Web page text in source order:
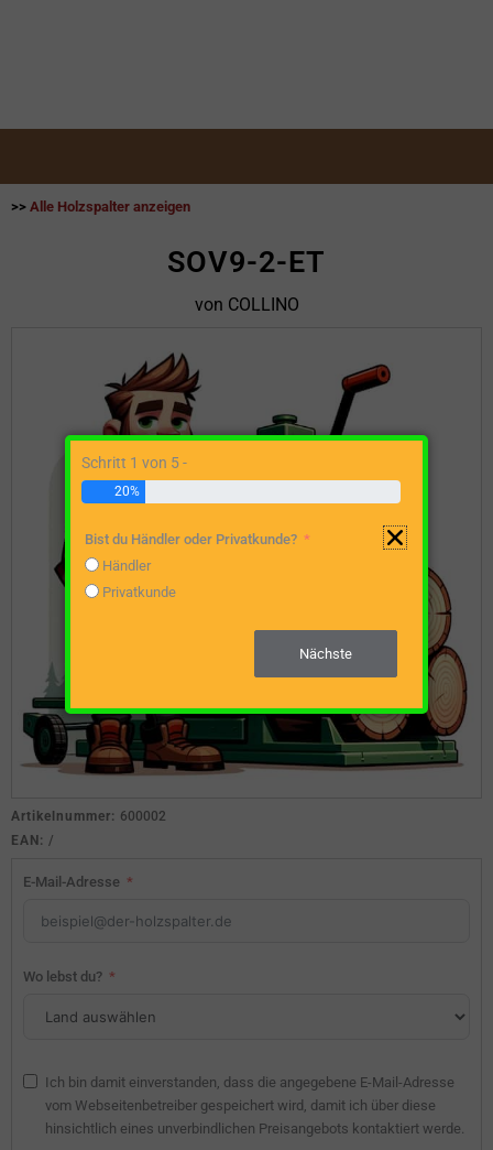
>> Alle Holzspalter anzeigen
SOV9-2-ET
von COLLINO
Artikelnummer: 600002
EAN: /
E-Mail-Adresse
Wo lebst du?
Ich bin damit einverstanden, dass die angegebene E-Mail-Adresse
vom Webseitenbetreiber gespeichert wird, damit ich über diese
hinsichtlich eines unverbindlichen Preisangebots kontaktiert werde.
Schritt 1 von 5 -
20%
Bist du Händler oder Privatkunde?
Händler
Privatkunde
Nächste